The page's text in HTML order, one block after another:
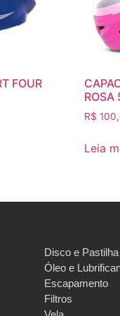
FOUR
ROSA
R$
Leia
Disco e Pastilha
Óleo e
Escapamento
Filtros